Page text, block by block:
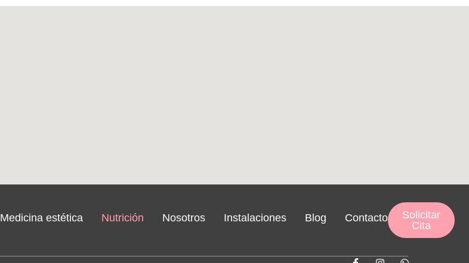
Medicina estética Nutrición Nosotros Instalaciones Blog Contacto
Solicitar
Cita